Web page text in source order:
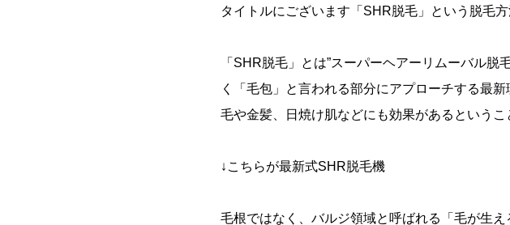
タイトルにございます「SHR脱毛」という脱毛
「SHR脱毛」とは”スーパーヘアーリムーバル
く「毛包」と言われる部分にアプローチする最
毛や金髪、日焼け肌などにも効果があるという
↓こちらが最新式SHR脱毛機
毛根ではなく、バルジ領域と呼ばれる「毛が生